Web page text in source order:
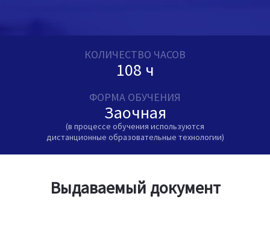
КОЛИЧЕСТВО ЧАСОВ
108 ч
ФОРМА ОБУЧЕНИЯ
Заочная
(в процессе обучения используются
дистанционные образовательные технологии)
Выдаваемый документ